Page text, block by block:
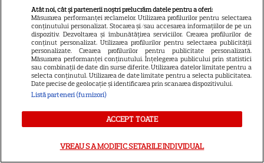
„Lanterns”, „După 28 de ani” și
„Sunt un mic ticălos 4” ajung
pe platformă
6
PRIME VIDEO
Premierele Prime Video din
sezonul 4, „Sterling Point” și
Atât noi, cât și partenerii noștri prelucrăm datele pentru a oferi:
Măsurarea performanței reclamelor. Utilizarea profilurilor pentru selectarea
conținutului personalizat. Stocarea și/sau accesarea informațiilor de pe un
dispozitiv. Dezvoltarea și îmbunătățirea serviciilor. Crearea profilurilor de
conținut personalizat. Utilizarea profilurilor pentru selectarea publicității
personalizate. Crearea profilurilor pentru publicitate personalizată.
Măsurarea performanței conținutului. Înțelegerea publicului prin statistici
sau combinații de date din surse diferite. Utilizarea datelor limitate pentru a
selecta conținutul. Utilizarea de date limitate pentru a selecta publicitatea.
Date precise de geolocație și identificarea prin scanarea dispozitivului.
Listă parteneri (furnizori)
ACCEPT TOATE
VREAU SA MODIFIC SETARILE INDIVIDUAL